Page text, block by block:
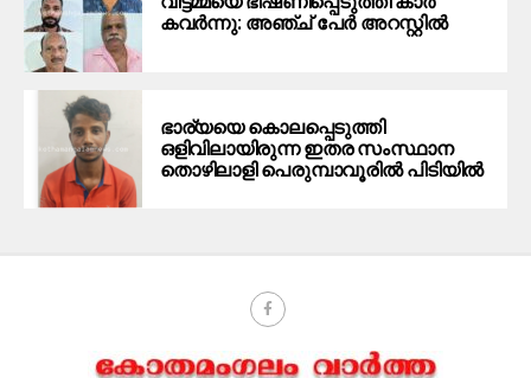
കവര്‍ന്നു: അഞ്ച് പേര്‍ അറസ്റ്റില്‍
ഭാര്യയെ കൊലപ്പെടുത്തി
ഒളിവിലായിരുന്ന ഇതര സംസ്ഥാന
തൊഴിലാളി പെരുമ്പാവൂരിൽ പിടിയിൽ